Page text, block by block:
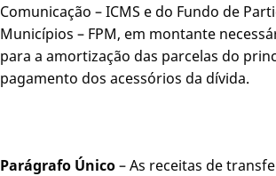
Comunicação – ICMS e do Fundo de
Municípios – FPM, em montante
para a amortização das parcelas do
pagamento dos acessórios da dívida.
Parágrafo Único– As receitas de